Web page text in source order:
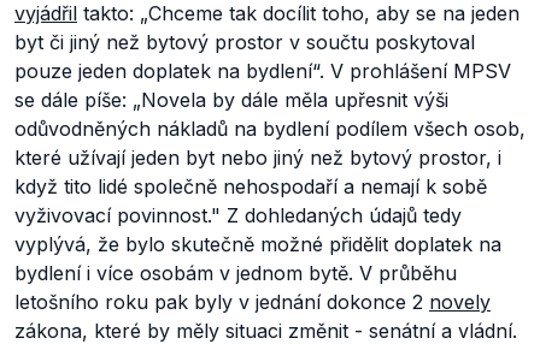
vyjádřil takto: „Chceme tak docílit toho, aby se na jeden
byt či jiný než bytový prostor v součtu poskytoval
pouze jeden doplatek na bydlení“. V prohlášení MPSV
se dále píše: „Novela by dále měla upřesnit výši
odůvodněných nákladů na bydlení podílem všech osob,
které užívají jeden byt nebo jiný než bytový prostor, i
když tito lidé společně nehospodaří a nemají k sobě
vyživovací povinnost." Z dohledaných údajů tedy
vyplývá, že bylo skutečně možné přidělit doplatek na
bydlení i více osobám v jednom bytě. V průběhu
letošního roku pak byly v jednání dokonce 2 novely
zákona, které by měly situaci změnit - senátní a vládní.